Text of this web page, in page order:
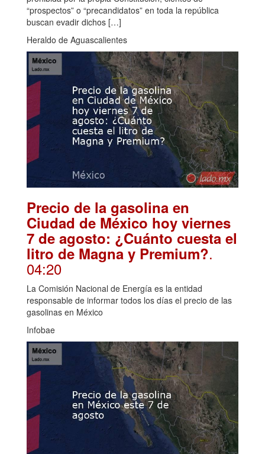
“prospectos” o “precandidatos” en toda la república
buscan evadir dichos […]
Heraldo de Aguascalientes
Precio de la gasolina en
Ciudad de México hoy viernes
7 de agosto: ¿Cuánto cuesta el
litro de Magna y Premium?.
04:20
La Comisión Nacional de Energía es la entidad
responsable de informar todos los días el precio de las
gasolinas en México
Infobae